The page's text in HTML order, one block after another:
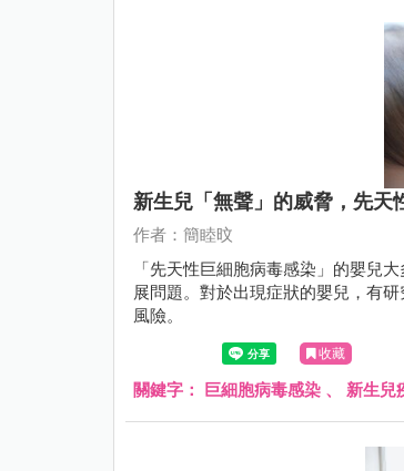
新生兒「無聲」的威脅，先天
作者：簡睦旼
「先天性巨細胞病毒感染」的嬰兒
展問題。對於出現症狀的嬰兒，有
風險。
收藏
關鍵字： 巨細胞病毒感染 、 新生兒